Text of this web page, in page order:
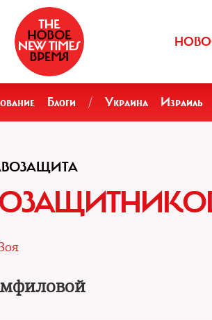
Блоги / Украина Израиль